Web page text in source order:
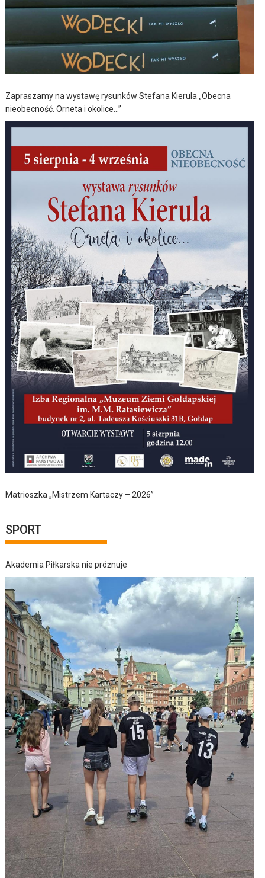
Zapraszamy na wystawę rysunków Stefana Kierula „Obecna
nieobecność. Orneta i okolice…”
Matrioszka „Mistrzem Kartaczy – 2026”
SPORT
Akademia Piłkarska nie próżnuje